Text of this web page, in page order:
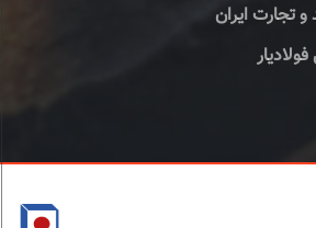
تجارت ايران